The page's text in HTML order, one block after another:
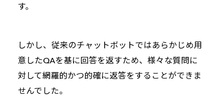
す。
しかし、従来のチャットボットではあらかじめ用
意したQAを基に回答を返すため、様々な質問に
対して網羅的かつ的確に返答をすることができま
せんでした。